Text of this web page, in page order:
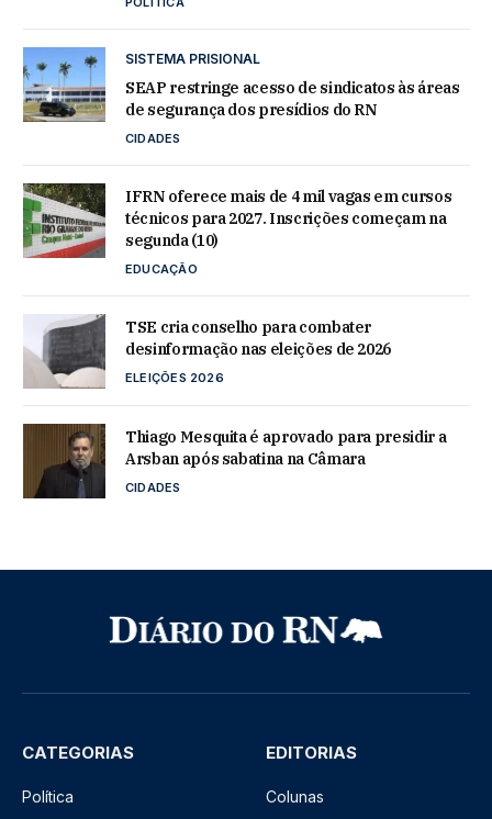
SISTEMA PRISIONAL
SEAP restringe acesso de sindicatos às áreas
de segurança dos presídios do RN
CIDADES
IFRN oferece mais de 4 mil vagas em cursos
técnicos para 2027. Inscrições começam na
segunda (10)
EDUCAÇÃO
TSE cria conselho para combater
desinformação nas eleições de 2026
ELEIÇÕES 2026
Thiago Mesquita é aprovado para presidir a
Arsban após sabatina na Câmara
CIDADES
CATEGORIAS
Política
EDITORIAS
Colunas